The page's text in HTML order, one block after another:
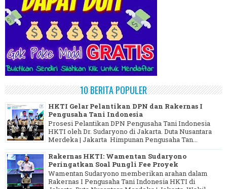
10 BERITA POPULER
HKTI Gelar Pelantikan DPN dan Rakernas I
Pengusaha Tani Indonesia
Prosesi Pelantikan DPN Pengusaha Tani Indonesia
HKTI oleh Dr. Sudaryono di Jakarta. Duta Nusantara
Merdeka | Jakarta Himpunan Pengusaha Tan...
Rakernas HKTI: Wamentan Sudaryono
Peringatkan Soal Pungli Fee Proyek
Wamentan Sudaryono memberikan arahan dalam
Rakernas I Pengusaha Tani Indonesia HKTI di